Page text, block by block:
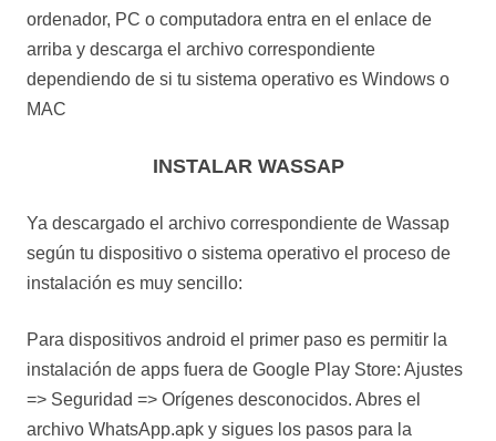
ordenador, PC o computadora entra en el enlace de
arriba y descarga el archivo correspondiente
dependiendo de si tu sistema operativo es Windows o
MAC
INSTALAR WASSAP
Ya descargado el archivo correspondiente de Wassap
según tu dispositivo o sistema operativo el proceso de
instalación es muy sencillo:
Para dispositivos android el primer paso es permitir la
instalación de apps fuera de Google Play Store: Ajustes
=> Seguridad => Orígenes desconocidos. Abres el
archivo WhatsApp.apk y sigues los pasos para la